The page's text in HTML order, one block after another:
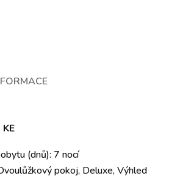
(dnů): 7 nocí
pokoj, Deluxe, Výhled